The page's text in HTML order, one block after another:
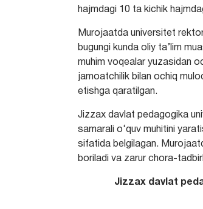
hajmdagi 10 ta kichik
Murojaatda universitet
bugungi kunda oliy ta’lim
muhim voqealar yuzasidan
jamoatchilik bilan ochiq
etishga qaratilgan.
Jizzax davlat pedagogika
samarali o‘quv muhitini
sifatida belgilagan.
boriladi va zarur chora-
Jizzax davlat